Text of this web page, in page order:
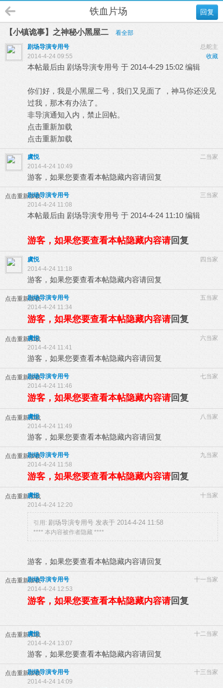
回复
铁血片场
【小镇诡事】之神秘小黑屋二
看全部
总舵主
剧场导演专用号
收藏
2014-4-24 09:55
本帖最后由 剧场导演专用号 于 2014-4-29 15:02 编辑
你们好，我是小黑屋二号，我们又见面了
，神马你还没见
过我，那木有办法了。
非导演通知入内，禁止回帖。
点击重新加载
点击重新加载
二当家
虞悦
2014-4-24 10:49
游客，如果您要查看本帖隐藏内容请回复
点击重新加载 三当家
剧场导演专用号
2014-4-24 11:08
本帖最后由 剧场导演专用号 于 2014-4-24 11:10 编辑
游客，如果您要查看本帖隐藏内容请回复
四当家
虞悦
2014-4-24 11:18
游客，如果您要查看本帖隐藏内容请回复
点击重新加载 五当家
剧场导演专用号
2014-4-24 11:34
游客，如果您要查看本帖隐藏内容请回复
点击重新加载 六当家
虞悦
2014-4-24 11:41
游客，如果您要查看本帖隐藏内容请回复
点击重新加载 七当家
剧场导演专用号
2014-4-24 11:46
游客，如果您要查看本帖隐藏内容请回复
点击重新加载 八当家
虞悦
2014-4-24 11:49
游客，如果您要查看本帖隐藏内容请回复
点击重新加载 九当家
剧场导演专用号
2014-4-24 11:58
游客，如果您要查看本帖隐藏内容请回复
点击重新加载 十当家
虞悦
2014-4-24 12:20
引用: 剧场导演专用号 发表于 2014-4-24 11:58
**** 本内容被作者隐藏 ****
游客，如果您要查看本帖隐藏内容请回复
点击重新加载 十一当家
剧场导演专用号
2014-4-24 12:53
游客，如果您要查看本帖隐藏内容请回复
点击重新加载 十二当家
虞悦
2014-4-24 13:07
游客，如果您要查看本帖隐藏内容请回复
点击重新加载 十三当家
剧场导演专用号
2014-4-24 14:09